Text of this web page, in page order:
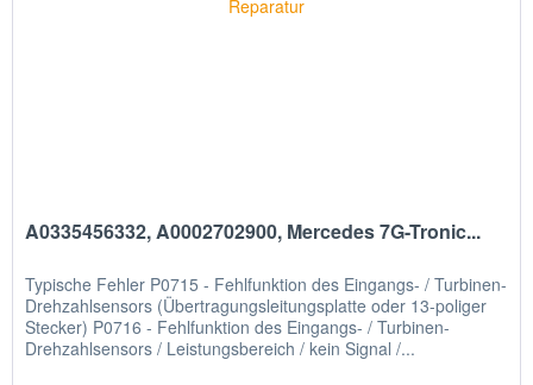
A0335456332, A0002702900, Mercedes 7G-Tronic...
Typische Fehler P0715 - Fehlfunktion des Eingangs- / Turbinen-
Drehzahlsensors (Übertragungsleitungsplatte oder 13-poliger
Stecker) P0716 - Fehlfunktion des Eingangs- / Turbinen-
Drehzahlsensors / Leistungsbereich / kein Signal /...